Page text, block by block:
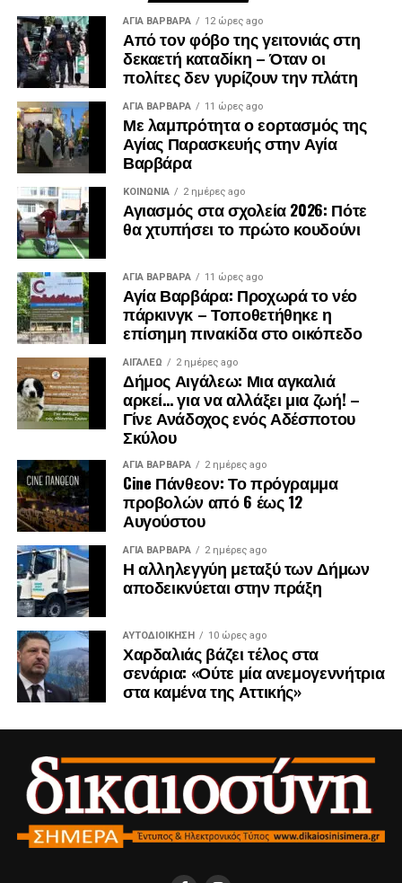
ΑΓΙΑ ΒΑΡΒΑΡΑ 12 ώρες ago
Από τον φόβο της γειτονιάς στη
δεκαετή καταδίκη – Όταν οι
πολίτες δεν γυρίζουν την πλάτη
ΑΓΙΑ ΒΑΡΒΑΡΑ 11 ώρες ago
Με λαμπρότητα ο εορτασμός της
Αγίας Παρασκευής στην Αγία
Βαρβάρα
ΚΟΙΝΩΝΊΑ 2 ημέρες ago
Αγιασμός στα σχολεία 2026: Πότε
θα χτυπήσει το πρώτο κουδούνι
ΑΓΙΑ ΒΑΡΒΑΡΑ 11 ώρες ago
Αγία Βαρβάρα: Προχωρά το νέο
πάρκινγκ – Τοποθετήθηκε η
επίσημη πινακίδα στο οικόπεδο
ΑΙΓΑΛΕΩ 2 ημέρες ago
Δήμος Αιγάλεω: Μια αγκαλιά
αρκεί… για να αλλάξει μια ζωή! –
Γίνε Ανάδοχος ενός Αδέσποτου
Σκύλου
ΑΓΙΑ ΒΑΡΒΑΡΑ 2 ημέρες ago
Cine Πάνθεον: Το πρόγραμμα
προβολών από 6 έως 12
Αυγούστου
ΑΓΙΑ ΒΑΡΒΑΡΑ 2 ημέρες ago
Η αλληλεγγύη μεταξύ των Δήμων
αποδεικνύεται στην πράξη
ΑΥΤΟΔΙΟΊΚΗΣΗ 10 ώρες ago
Χαρδαλιάς βάζει τέλος στα
σενάρια: «Ούτε μία ανεμογεννήτρια
στα καμένα της Αττικής»